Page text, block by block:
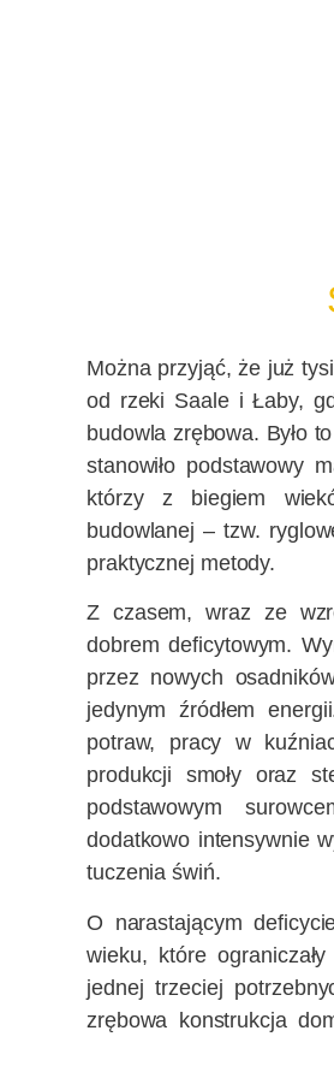
Można przyjąć, że już
od rzeki Saale i Łaby,
budowla zrębowa. Było
stanowiło podstawowy
którzy z biegiem
budowlanej – tzw.
praktycznej metody.
Z czasem, wraz ze
dobrem deficytowym.
przez nowych
jedynym źródłem
potraw, pracy w
produkcji smoły oraz
podstawowym
dodatkowo intensywnie
tuczenia świń.
O narastającym
wieku, które
jednej trzeciej
zrębowa konstrukcja